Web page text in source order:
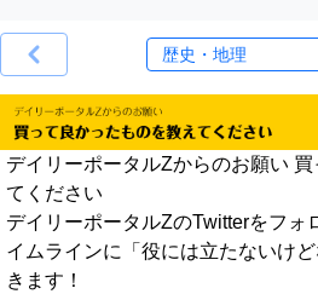
デイリーポータルZからのお願い
てください
デイリーポータルZのTwitterをフォ
イムラインに「役には立たないけ
きます！